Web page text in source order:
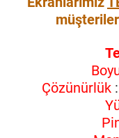
Çözünürlük: